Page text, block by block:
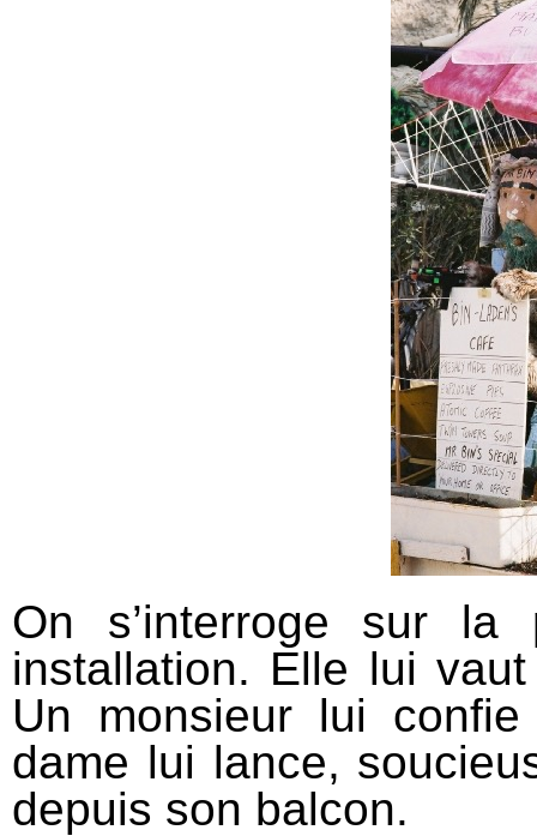
On s’interroge sur la
installation. Elle lui
Un monsieur lui
dame lui lance,
depuis son balcon.